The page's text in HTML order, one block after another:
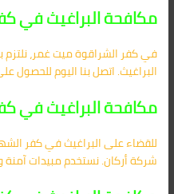
مكافحة البراغيث في
في كفر الشراقوة ميت غمر،
البراغيث. اتصل بنا اليوم للحصول
مكافحة البراغيث في
للقضاء على البراغيث في كفر
شركة أركان. نستخدم مبيدات آمنة